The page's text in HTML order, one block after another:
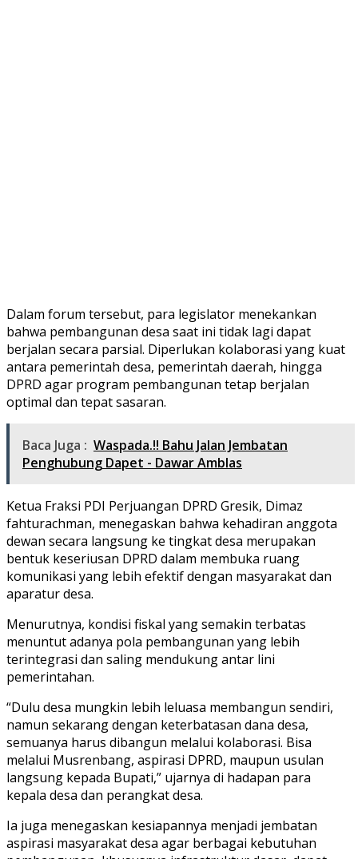
Dalam forum tersebut, para legislator menekankan
bahwa pembangunan desa saat ini tidak lagi dapat
berjalan secara parsial. Diperlukan kolaborasi yang kuat
antara pemerintah desa, pemerintah daerah, hingga
DPRD agar program pembangunan tetap berjalan
optimal dan tepat sasaran.
Baca Juga : Waspada.!! Bahu Jalan Jembatan
Penghubung Dapet - Dawar Amblas
Ketua Fraksi PDI Perjuangan DPRD Gresik, Dimaz
fahturachman, menegaskan bahwa kehadiran anggota
dewan secara langsung ke tingkat desa merupakan
bentuk keseriusan DPRD dalam membuka ruang
komunikasi yang lebih efektif dengan masyarakat dan
aparatur desa.
Menurutnya, kondisi fiskal yang semakin terbatas
menuntut adanya pola pembangunan yang lebih
terintegrasi dan saling mendukung antar lini
pemerintahan.
“Dulu desa mungkin lebih leluasa membangun sendiri,
namun sekarang dengan keterbatasan dana desa,
semuanya harus dibangun melalui kolaborasi. Bisa
melalui Musrenbang, aspirasi DPRD, maupun usulan
langsung kepada Bupati,” ujarnya di hadapan para
kepala desa dan perangkat desa.
Ia juga menegaskan kesiapannya menjadi jembatan
aspirasi masyarakat desa agar berbagai kebutuhan